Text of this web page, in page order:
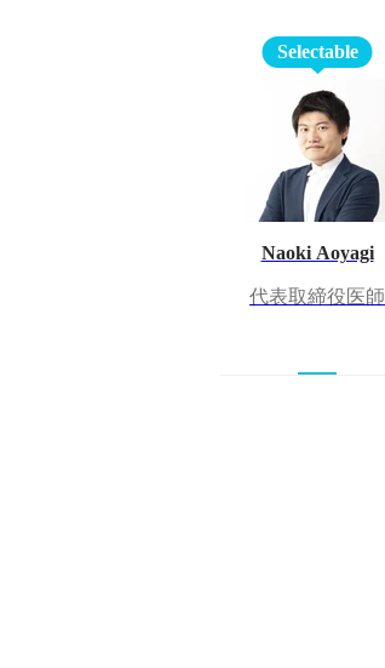
Selectable
Naoki Aoyagi
代表取締役医師